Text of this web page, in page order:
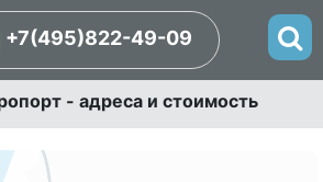
+7(495)822-49-09
- адреса и стоимость